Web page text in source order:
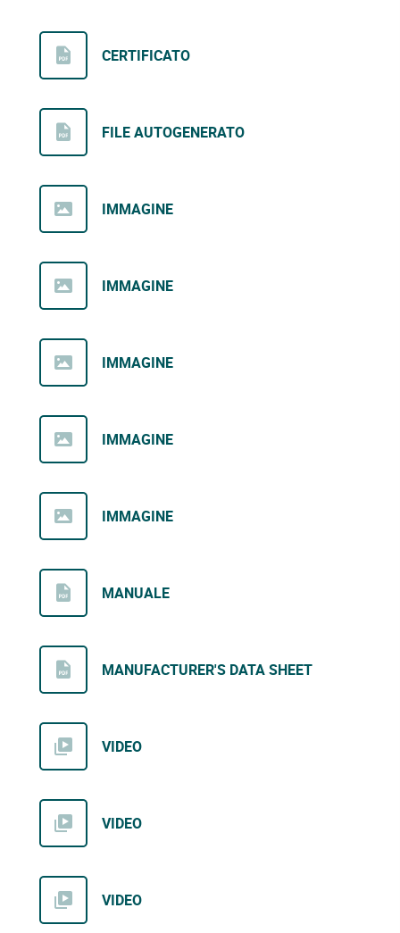
CERTIFICATO
FILE AUTOGENERATO
IMMAGINE
IMMAGINE
IMMAGINE
IMMAGINE
IMMAGINE
MANUALE
MANUFACTURER'S DATA SHEET
VIDEO
VIDEO
VIDEO